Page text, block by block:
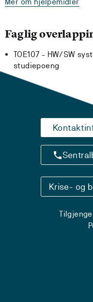
Faglig
TOE107 - HW/SW
studiepoeng
Krise- og